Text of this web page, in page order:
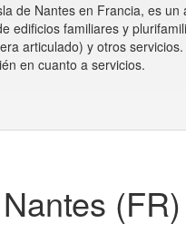
de Nantes en Francia, es
edificios familiares y
articulado) y otros
en cuanto a servicios.
(FR)